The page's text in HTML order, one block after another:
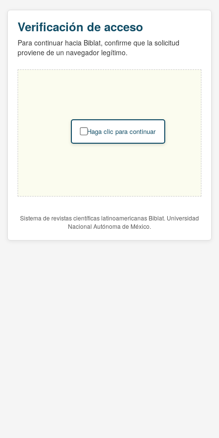
Verificación de acceso
Para continuar hacia Biblat, confirme que la solicitud
proviene de un navegador legítimo.
Haga clic para continuar
Sistema de revistas científicas latinoamericanas Biblat. Universidad
Nacional Autónoma de México.